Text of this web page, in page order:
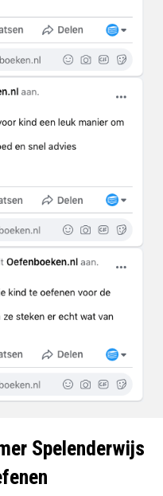
Spelenderwijs